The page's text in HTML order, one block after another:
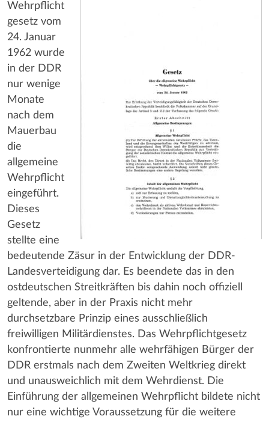
Wehrpflicht
gesetz vom
24. Januar
1962 wurde
in der DDR
nur wenige
Monate
nach dem
Mauerbau
die
allgemeine
Wehrpflicht
eingeführt.
Dieses
Gesetz
stellte eine
bedeutende Zäsur in der Entwicklung der DDR-
Landesverteidigung dar. Es beendete das in den
ostdeutschen Streitkräften bis dahin noch offiziell
geltende, aber in der Praxis nicht mehr
durchsetzbare Prinzip eines ausschließlich
freiwilligen Militärdienstes. Das Wehrpflichtgesetz
konfrontierte nunmehr alle wehrfähigen Bürger der
DDR erstmals nach dem Zweiten Weltkrieg direkt
und unausweichlich mit dem Wehrdienst. Die
Einführung der allgemeinen Wehrpflicht bildete nicht
nur eine wichtige Voraussetzung für die weitere